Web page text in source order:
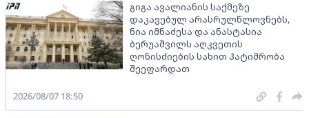
გიგა ავალიანის საქმეზე
დაკავებულ არასრულწლოვნებს,
ნია იმნაძესა და ანასტასია
ბერუაშვილს აღკვეთის
ღონისძიების სახით პატიმრობა
შეეფარდათ
2026/08/07 18:50